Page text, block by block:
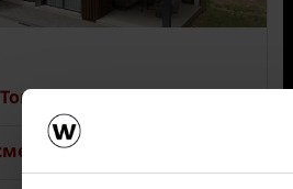
покрив
на материјалот